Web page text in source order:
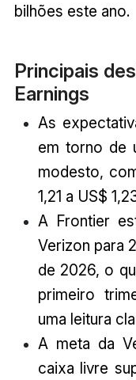
bilhões este ano.
Principais
Earnings
As
em torno de
modesto,
1,21 a US$
A Frontier
Verizon para
de 2026, o
primeiro
uma leitura
A meta da
caixa livre